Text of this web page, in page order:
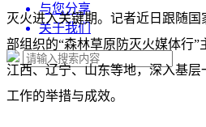
与您分享
关于我们
灭火进入关键期。记者近日跟随
部组织的“森林草原防灭火媒体行”
江西、辽宁、山东等地，深入基
工作的举措与成效。